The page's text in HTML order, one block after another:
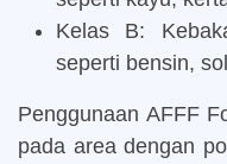
Kelas B:
seperti bensin,
Penggunaan AFFF
pada area dengan